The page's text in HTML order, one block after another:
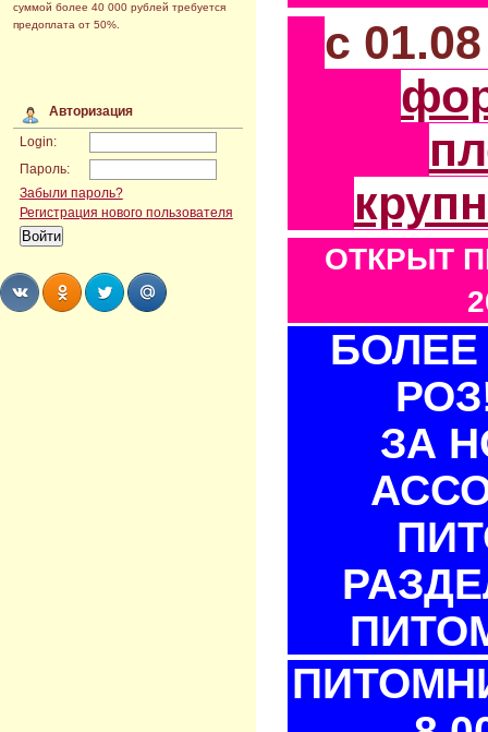
суммой более 40 000 рублей требуется
предоплата от 50%.
Авторизация
Login:
Пароль:
Забыли пароль?
Регистрация нового пользователя
с
ОТКРЫТ
БОЛЕЕ
ЗА